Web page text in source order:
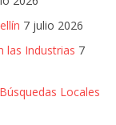
7 julio 2026
las Industrias 7
Locales